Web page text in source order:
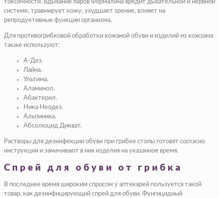
токсичности. Вдыхание паров Формалина вредит дыхательной и нервной
системе, травмирует кожу, ухудшает зрение, влияет на
репродуктивные функции организма.
Для противогрибковой обработки кожаной обуви и изделий из кожзама
также используют:
А-Дез.
Лайна.
Ультима.
Аламинол.
Абактерил.
Ника Неодез.
Альпиника.
Абсолюцид Дикват.
Растворы для дезинфекции обуви при грибке стопы готовят согласно
инструкции и замачивают в них изделия на указанное время.
Спрей для обуви от грибка
В последнее время широким спросом у аптекарей пользуется такой
товар, как дезинфицирующий спрей для обуви. Фунгицидный